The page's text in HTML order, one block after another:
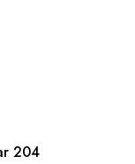
204